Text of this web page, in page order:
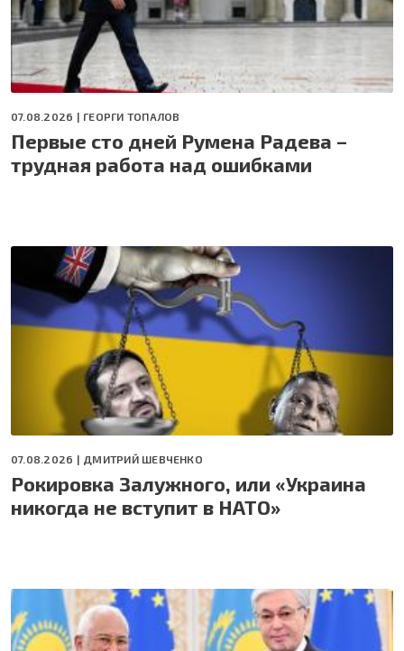
07.08.2026 | ГЕОРГИ ТОПАЛОВ
Первые сто дней Румена Радева –
трудная работа над ошибками
07.08.2026 | ДМИТРИЙ ШЕВЧЕНКО
Рокировка Залужного, или «Украина
никогда не вступит в НАТО»